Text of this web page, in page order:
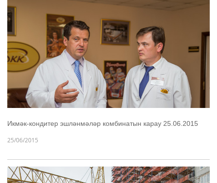
Икмәк-кондитер эшләнмәләр комбинатын карау 25.06.2015
25/06/2015